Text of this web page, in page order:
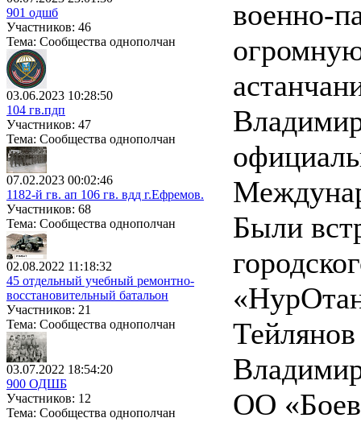
901 одшб
Участников: 46
Тема: Сообщества однополчан
03.06.2023 10:28:50
104 гв.пдп
Участников: 47
Тема: Сообщества однополчан
07.02.2023 00:02:46
1182-й гв. ап 106 гв. вдд г.Ефремов.
Участников: 68
Тема: Сообщества однополчан
02.08.2022 11:18:32
45 отдельный учебный ремонтно-
восстановительный батальон
Участников: 21
Тема: Сообщества однополчан
03.07.2022 18:54:20
900 ОДШБ
Участников: 12
Тема: Сообщества однополчан
военно-
Были
ОО